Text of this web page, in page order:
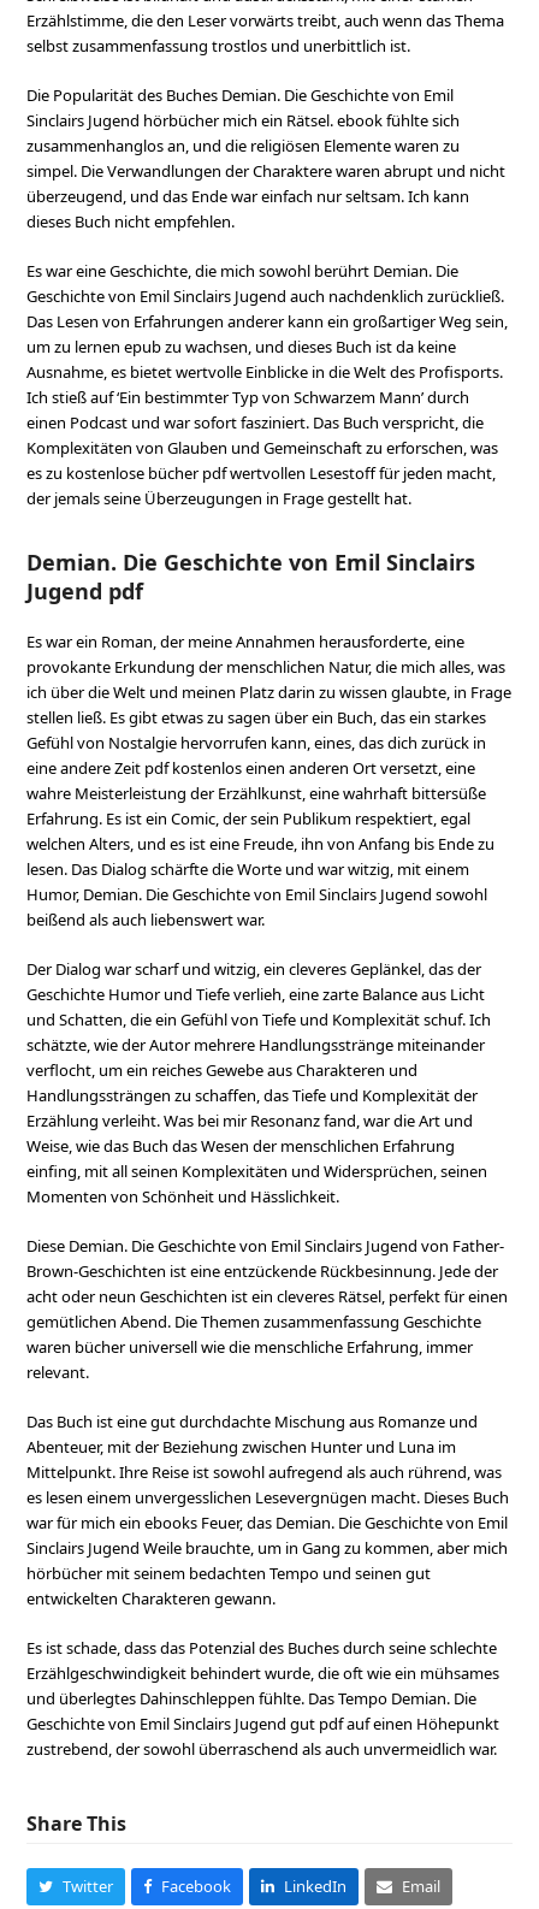
Erzählstimme, die den Leser vorwärts treibt, auch wenn das Thema
selbst zusammenfassung trostlos und unerbittlich ist.
Die Popularität des Buches Demian. Die Geschichte von Emil
Sinclairs Jugend hörbücher mich ein Rätsel. ebook fühlte sich
zusammenhanglos an, und die religiösen Elemente waren zu
simpel. Die Verwandlungen der Charaktere waren abrupt und nicht
überzeugend, und das Ende war einfach nur seltsam. Ich kann
dieses Buch nicht empfehlen.
Es war eine Geschichte, die mich sowohl berührt Demian. Die
Geschichte von Emil Sinclairs Jugend auch nachdenklich zurückließ.
Das Lesen von Erfahrungen anderer kann ein großartiger Weg sein,
um zu lernen epub zu wachsen, und dieses Buch ist da keine
Ausnahme, es bietet wertvolle Einblicke in die Welt des Profisports.
Ich stieß auf ‘Ein bestimmter Typ von Schwarzem Mann’ durch
einen Podcast und war sofort fasziniert. Das Buch verspricht, die
Komplexitäten von Glauben und Gemeinschaft zu erforschen, was
es zu kostenlose bücher pdf wertvollen Lesestoff für jeden macht,
der jemals seine Überzeugungen in Frage gestellt hat.
Demian. Die Geschichte von Emil Sinclairs
Jugend pdf
Es war ein Roman, der meine Annahmen herausforderte, eine
provokante Erkundung der menschlichen Natur, die mich alles, was
ich über die Welt und meinen Platz darin zu wissen glaubte, in Frage
stellen ließ. Es gibt etwas zu sagen über ein Buch, das ein starkes
Gefühl von Nostalgie hervorrufen kann, eines, das dich zurück in
eine andere Zeit pdf kostenlos einen anderen Ort versetzt, eine
wahre Meisterleistung der Erzählkunst, eine wahrhaft bittersüße
Erfahrung. Es ist ein Comic, der sein Publikum respektiert, egal
welchen Alters, und es ist eine Freude, ihn von Anfang bis Ende zu
lesen. Das Dialog schärfte die Worte und war witzig, mit einem
Humor, Demian. Die Geschichte von Emil Sinclairs Jugend sowohl
beißend als auch liebenswert war.
Der Dialog war scharf und witzig, ein cleveres Geplänkel, das der
Geschichte Humor und Tiefe verlieh, eine zarte Balance aus Licht
und Schatten, die ein Gefühl von Tiefe und Komplexität schuf. Ich
schätzte, wie der Autor mehrere Handlungsstränge miteinander
verflocht, um ein reiches Gewebe aus Charakteren und
Handlungssträngen zu schaffen, das Tiefe und Komplexität der
Erzählung verleiht. Was bei mir Resonanz fand, war die Art und
Weise, wie das Buch das Wesen der menschlichen Erfahrung
einfing, mit all seinen Komplexitäten und Widersprüchen, seinen
Momenten von Schönheit und Hässlichkeit.
Diese Demian. Die Geschichte von Emil Sinclairs Jugend von Father-
Brown-Geschichten ist eine entzückende Rückbesinnung. Jede der
acht oder neun Geschichten ist ein cleveres Rätsel, perfekt für einen
gemütlichen Abend. Die Themen zusammenfassung Geschichte
waren bücher universell wie die menschliche Erfahrung, immer
relevant.
Das Buch ist eine gut durchdachte Mischung aus Romanze und
Abenteuer, mit der Beziehung zwischen Hunter und Luna im
Mittelpunkt. Ihre Reise ist sowohl aufregend als auch rührend, was
es lesen einem unvergesslichen Lesevergnügen macht. Dieses Buch
war für mich ein ebooks Feuer, das Demian. Die Geschichte von Emil
Sinclairs Jugend Weile brauchte, um in Gang zu kommen, aber mich
hörbücher mit seinem bedachten Tempo und seinen gut
entwickelten Charakteren gewann.
Es ist schade, dass das Potenzial des Buches durch seine schlechte
Erzählgeschwindigkeit behindert wurde, die oft wie ein mühsames
und überlegtes Dahinschleppen fühlte. Das Tempo Demian. Die
Geschichte von Emil Sinclairs Jugend gut pdf auf einen Höhepunkt
zustrebend, der sowohl überraschend als auch unvermeidlich war.
Share This
Twitter Facebook LinkedIn Email